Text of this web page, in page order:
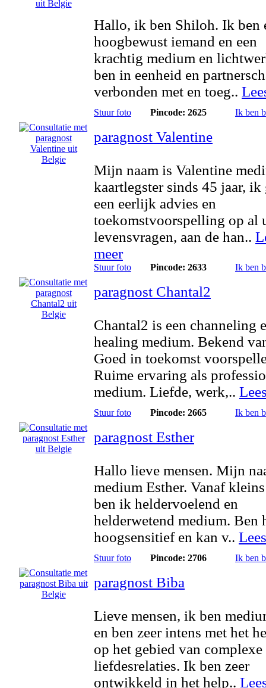
Hallo, ik ben Shiloh. Ik ben
hoogbewust iemand en een
krachtig medium en
ben in eenheid en
verbonden met en toeg..
Stuur foto Pincode: 2625 Ik ben
paragnost Valentine
Mijn naam is Valentine
kaartlegster sinds 45 jaar, ik
een eerlijk advies en
toekomstvoorspelling op al
levensvragen, aan de han..
meer
Stuur foto Pincode: 2633 Ik ben
paragnost Chantal2
Chantal2 is een channeling
healing medium. Bekend
Goed in toekomst
Ruime ervaring als
medium. Liefde, werk,..
Stuur foto Pincode: 2665 Ik ben
paragnost Esther
Hallo lieve mensen. Mijn
medium Esther. Vanaf
ben ik heldervoelend en
helderwetend medium. Ben
hoogsensitief en kan v..
Stuur foto Pincode: 2706 Ik ben
paragnost Biba
Lieve mensen, ik ben
en ben zeer intens met het
op het gebied van complexe
liefdesrelaties. Ik ben zeer
ontwikkeld in het help..